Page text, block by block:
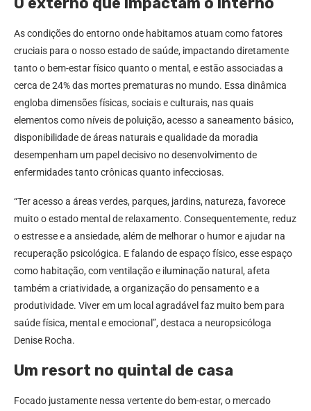
As condições do entorno onde habitamos atuam como fatores
cruciais para o nosso estado de saúde, impactando diretamente
tanto o bem-estar físico quanto o mental, e estão associadas a
cerca de 24% das mortes prematuras no mundo. Essa dinâmica
engloba dimensões físicas, sociais e culturais, nas quais
elementos como níveis de poluição, acesso a saneamento básico,
disponibilidade de áreas naturais e qualidade da moradia
desempenham um papel decisivo no desenvolvimento de
enfermidades tanto crônicas quanto infecciosas.
“Ter acesso a áreas verdes, parques, jardins, natureza, favorece
muito o estado mental de relaxamento. Consequentemente, reduz
o estresse e a ansiedade, além de melhorar o humor e ajudar na
recuperação psicológica. E falando de espaço físico, esse espaço
como habitação, com ventilação e iluminação natural, afeta
também a criatividade, a organização do pensamento e a
produtividade. Viver em um local agradável faz muito bem para
saúde física, mental e emocional”, destaca a neuropsicóloga
Denise Rocha.
Um resort no quintal de casa
Focado justamente nessa vertente do bem-estar, o mercado